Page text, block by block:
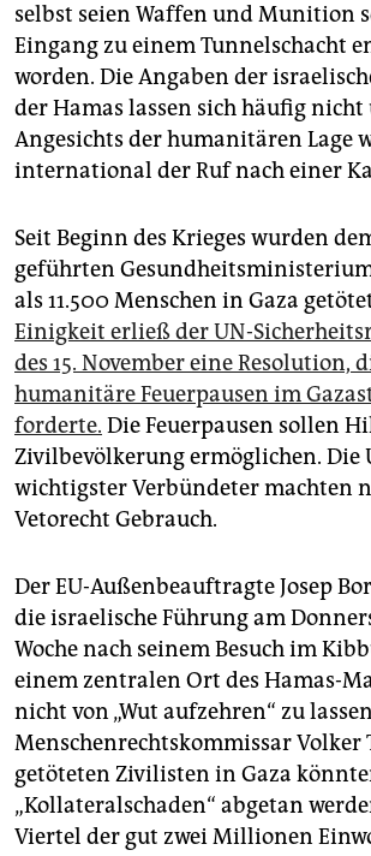
selbst seien Waffen und Munition
Eingang zu einem Tunnelschacht
worden. Die Angaben der
der Hamas lassen sich häufig
Angesichts der humanitären Lage
international der Ruf nach einer
Seit Beginn des Krieges wurden
geführten
als 11.500 Menschen in Gaza
Einigkeit erließ der UN-
des 15. November eine Resolution,
humanitäre Feuerpausen im
forderte. Die Feuerpausen sollen
Zivilbevölkerung ermöglichen. Die
wichtigster Verbündeter machten
Vetorecht Gebrauch.
Der EU-Außenbeauftragte Josep
die israelische Führung am
Woche nach seinem Besuch im
einem zen­tralen Ort des Hamas-
nicht von „Wut aufzehren“ zu
Menschenrechtskommissar Volker
getöteten Zivilisten in Gaza
„Kollateralschaden“ abgetan
Viertel der gut zwei Millionen